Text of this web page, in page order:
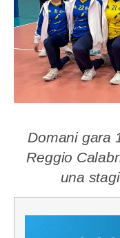
Domani gara
Reggio
una